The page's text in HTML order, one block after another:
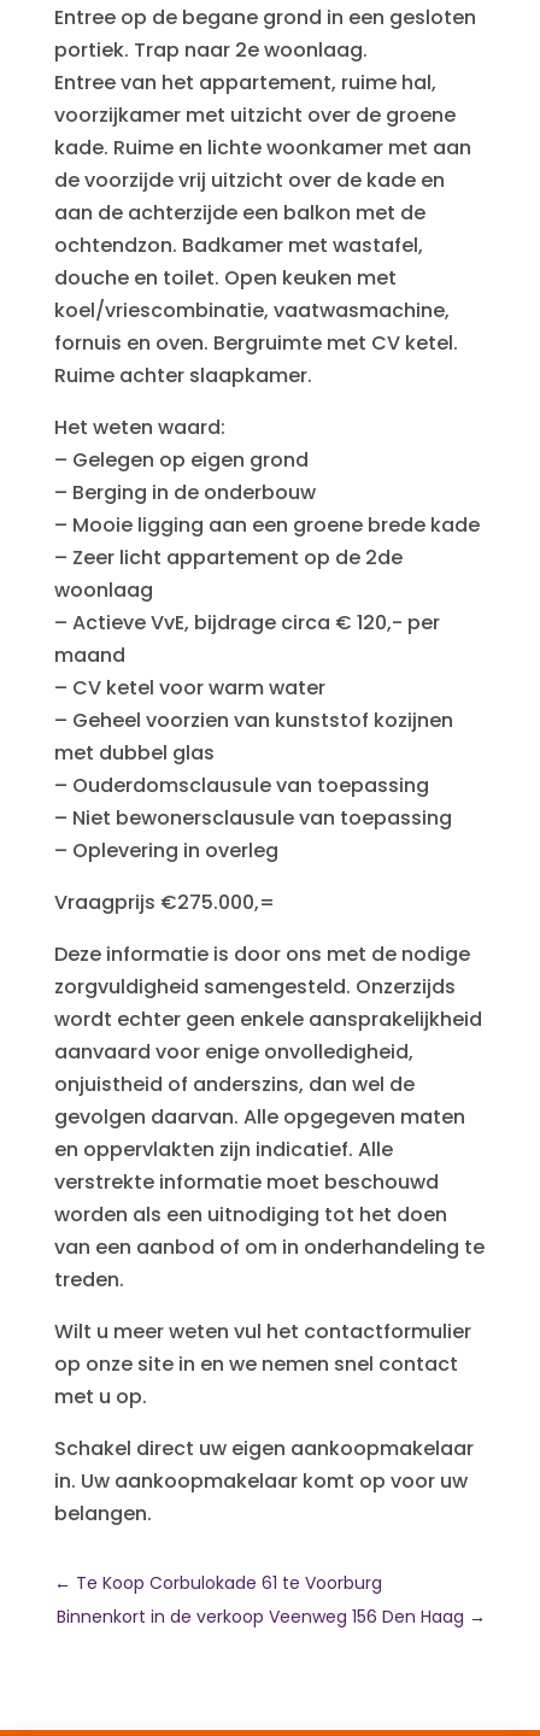
Entree op de begane grond in een gesloten
portiek. Trap naar 2e woonlaag.
Entree van het appartement, ruime hal,
voorzijkamer met uitzicht over de groene
kade. Ruime en lichte woonkamer met aan
de voorzijde vrij uitzicht over de kade en
aan de achterzijde een balkon met de
ochtendzon. Badkamer met wastafel,
douche en toilet. Open keuken met
koel/vriescombinatie, vaatwasmachine,
fornuis en oven. Bergruimte met CV ketel.
Ruime achter slaapkamer.
Het weten waard:
– Gelegen op eigen grond
– Berging in de onderbouw
– Mooie ligging aan een groene brede kade
– Zeer licht appartement op de 2de
woonlaag
– Actieve VvE, bijdrage circa € 120,- per
maand
– CV ketel voor warm water
– Geheel voorzien van kunststof kozijnen
met dubbel glas
– Ouderdomsclausule van toepassing
– Niet bewonersclausule van toepassing
– Oplevering in overleg
Vraagprijs €275.000,=
Deze informatie is door ons met de nodige
zorgvuldigheid samengesteld. Onzerzijds
wordt echter geen enkele aansprakelijkheid
aanvaard voor enige onvolledigheid,
onjuistheid of anderszins, dan wel de
gevolgen daarvan. Alle opgegeven maten
en oppervlakten zijn indicatief. Alle
verstrekte informatie moet beschouwd
worden als een uitnodiging tot het doen
van een aanbod of om in onderhandeling te
treden.
Wilt u meer weten vul het contactformulier
op onze site in en we nemen snel contact
met u op.
Schakel direct uw eigen aankoopmakelaar
in. Uw aankoopmakelaar komt op voor uw
belangen.
← Te Koop Corbulokade 61 te Voorburg
Binnenkort in de verkoop Veenweg 156 Den Haag →